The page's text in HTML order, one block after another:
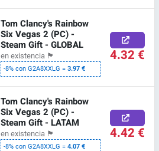
Tom Clancy's Rainbow
Six Vegas 2 (PC) -
Steam Gift - GLOBAL
en existencia 🏴
-8% con G2A8XXLG =3.97 €
4.32 €
Tom Clancy's Rainbow
Six Vegas 2 (PC) -
Steam Gift - LATAM
en existencia 🏴
-8% con G2A8XXLG =4.07 €
4.42 €